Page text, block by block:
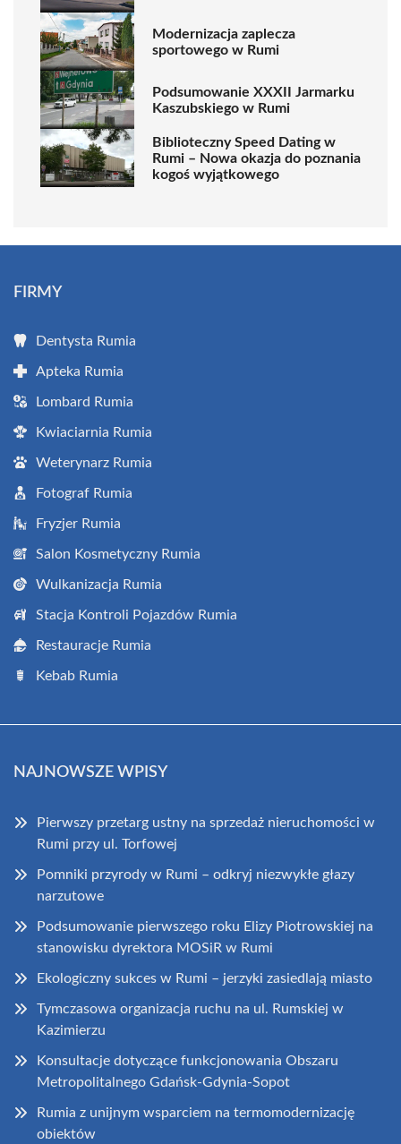
Modernizacja zaplecza
sportowego w Rumi
Podsumowanie XXXII Jarmarku
Kaszubskiego w Rumi
Biblioteczny Speed Dating w
Rumi – Nowa okazja do poznania
kogoś wyjątkowego
FIRMY
Dentysta Rumia
Apteka Rumia
Lombard Rumia
Kwiaciarnia Rumia
Weterynarz Rumia
Fotograf Rumia
Fryzjer Rumia
Salon Kosmetyczny Rumia
Wulkanizacja Rumia
Stacja Kontroli Pojazdów Rumia
Restauracje Rumia
Kebab Rumia
NAJNOWSZE WPISY
Pierwszy przetarg ustny na sprzedaż nieruchomości w
Rumi przy ul. Torfowej
Pomniki przyrody w Rumi – odkryj niezwykłe głazy
narzutowe
Podsumowanie pierwszego roku Elizy Piotrowskiej na
stanowisku dyrektora MOSiR w Rumi
Ekologiczny sukces w Rumi – jerzyki zasiedlają miasto
Tymczasowa organizacja ruchu na ul. Rumskiej w
Kazimierzu
Konsultacje dotyczące funkcjonowania Obszaru
Metropolitalnego Gdańsk-Gdynia-Sopot
Rumia z unijnym wsparciem na termomodernizację
obiektów